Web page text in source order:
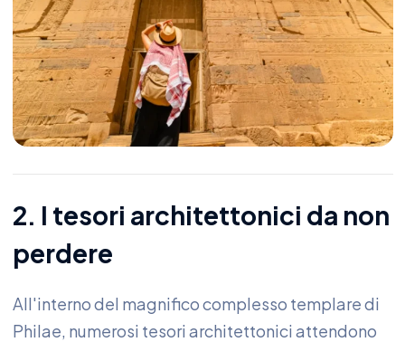
2. I tesori architettonici da non
perdere
All'interno del magnifico complesso templare di
Philae, numerosi tesori architettonici attendono